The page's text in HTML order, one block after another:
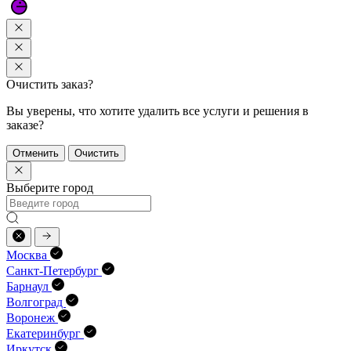
Очистить заказ?
Вы уверены, что хотите удалить все услуги и решения в
заказе?
Отменить Очистить
Выберите город
Москва
Санкт-Петербург
Барнаул
Волгоград
Воронеж
Екатеринбург